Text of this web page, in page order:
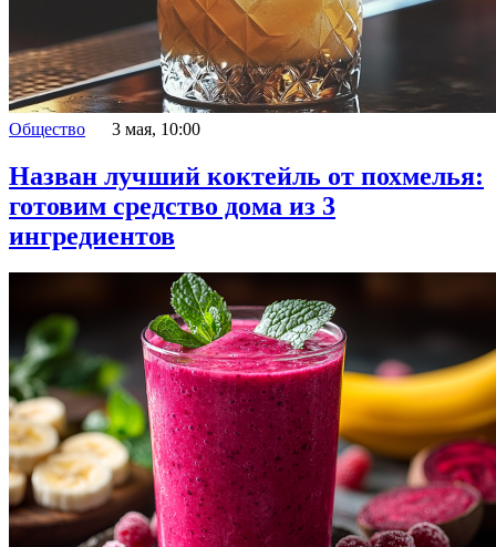
Общество 3 мая, 10:00
Назван лучший коктейль от похмелья:
готовим средство дома из 3
ингредиентов